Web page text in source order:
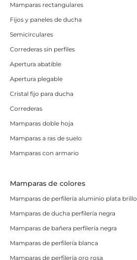
Mamparas rectangulares
Fijos y paneles de ducha
Semicirculares
Correderas sin perfiles
Apertura abatible
Apertura plegable
Cristal fijo para ducha
Correderas
Mamparas doble hoja
Mamparas a ras de suelo
Mamparas con armario
Mamparas de colores
Mamparas de perfilería aluminio plata brillo
Mamparas de ducha perfilería negra
Mamparas de bañera perfilería negra
Mamparas de perfilería blanca
Mamparas de perfilería oro rosa